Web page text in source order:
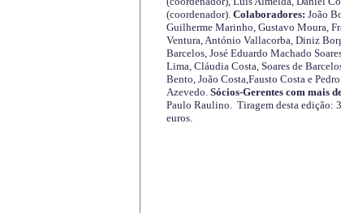
(coordenador). Colaboradores: João
Guilherme Marinho, Gustavo Moura,
Ventura, António Vallacorba, Diniz
Barcelos, José Eduardo Machado
Lima, Cláudia Costa, Soares de
Bento, João Costa,Fausto Costa e
Azevedo. Sócios-Gerentes com mais
Paulo Raulino. Tiragem desta edição:
euros.